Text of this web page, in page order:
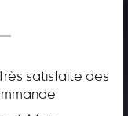
satisfaite des